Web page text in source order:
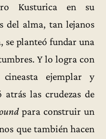
Kusturica en su
del alma, tan lejanos
se planteó fundar una
Y lo logra con
ejemplar y
atrás las crudezas de
para construir un
que también hacen